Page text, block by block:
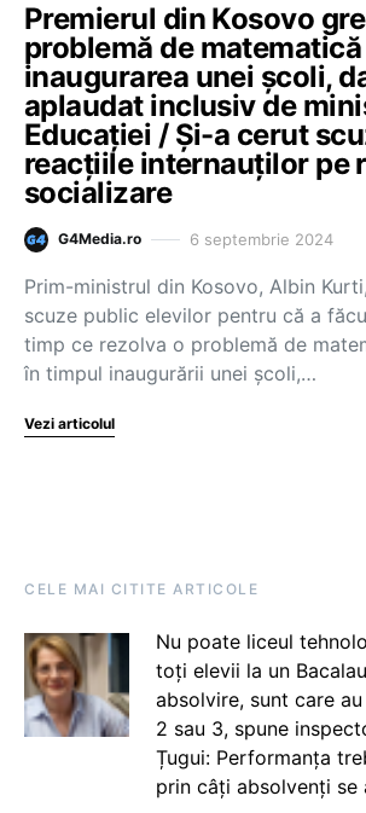
Premierul din Kosovo
problemă de matematică
inaugurarea unei școli,
aplaudat inclusiv de
Educației / Și-a cerut
reacțiile internauților pe
socializare
G4Media.ro 6 septembrie 2024
Prim-ministrul din Kosovo, Albin
scuze public elevilor pentru că a
timp ce rezolva o problemă de
în timpul inaugurării unei şcoli,…
Vezi articolul
CELE MAI CITITE ARTICOLE
Nu poate liceul
toți elevii la un
absolvire, sunt care
2 sau 3, spune
Țugui: Performanța
prin câți absolvenți se